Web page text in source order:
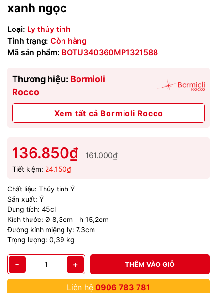
xanh ngọc
Loại: Ly thủy tinh
Tình trạng: Còn hàng
Mã sản phẩm: BOTU340360MP1321588
Thương hiệu: Bormioli
Rocco
Xem tất cả Bormioli Rocco
136.850₫ 161.000₫
Tiết kiệm: 24.150₫
Chất liệu: Thủy tinh Ý
Sản xuất: Ý
Dung tích: 45cl
Kích thước: Ø 8,3cm - h 15,2cm
Đường kính miệng ly: 7.3cm
Trọng lượng: 0,39 kg
- + THÊM VÀO GIỎ
Liên hệ 0906 783 781